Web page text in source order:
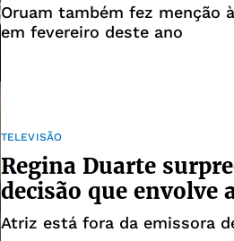
Oruam também fez menção
em fevereiro deste ano
TELEVISÃO
Regina Duarte
decisão que envolve
Atriz está fora da emissora